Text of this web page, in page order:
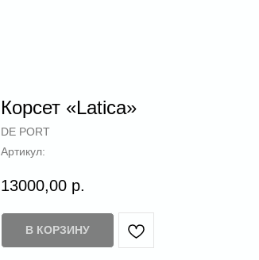
Корсет «Latica»
DE PORT
Артикул:
13000,00 р.
В КОРЗИНУ